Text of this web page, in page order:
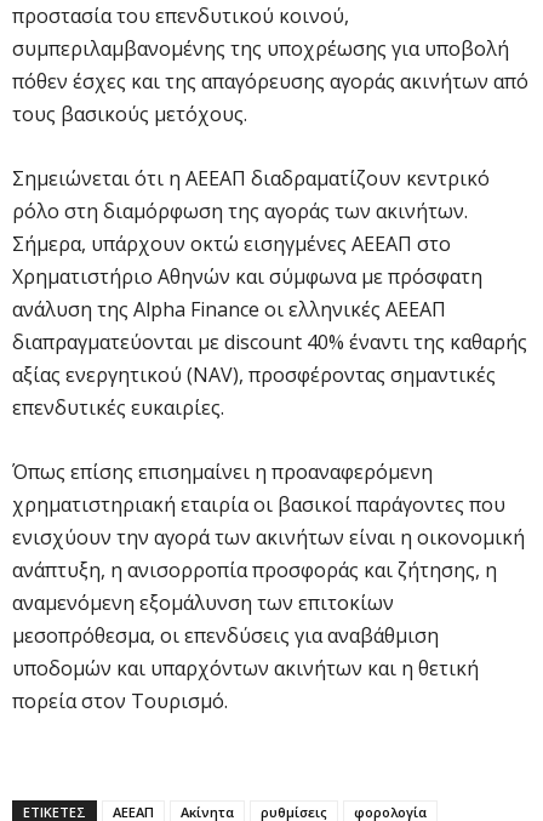
προστασία του επενδυτικού κοινού,
συμπεριλαμβανομένης της υποχρέωσης για υποβολή
πόθεν έσχες και της απαγόρευσης αγοράς ακινήτων από
τους βασικούς μετόχους.
Σημειώνεται ότι η ΑΕΕΑΠ διαδραματίζουν κεντρικό
ρόλο στη διαμόρφωση της αγοράς των ακινήτων.
Σήμερα, υπάρχουν οκτώ εισηγμένες ΑΕΕΑΠ στο
Χρηματιστήριο Αθηνών και σύμφωνα με πρόσφατη
ανάλυση της Alpha Finance οι ελληνικές ΑΕΕΑΠ
διαπραγματεύονται με discount 40% έναντι της καθαρής
αξίας ενεργητικού (NAV), προσφέροντας σημαντικές
επενδυτικές ευκαιρίες.
Όπως επίσης επισημαίνει η προαναφερόμενη
χρηματιστηριακή εταιρία οι βασικοί παράγοντες που
ενισχύουν την αγορά των ακινήτων είναι η οικονομική
ανάπτυξη, η ανισορροπία προσφοράς και ζήτησης, η
αναμενόμενη εξομάλυνση των επιτοκίων
μεσοπρόθεσμα, οι επενδύσεις για αναβάθμιση
υποδομών και υπαρχόντων ακινήτων και η θετική
πορεία στον Τουρισμό.
ΕΤΙΚΕΤΕΣ ΑΕΕΑΠ Ακίνητα ρυθμίσεις φορολογία